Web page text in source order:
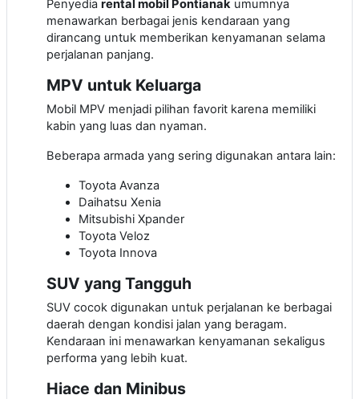
Penyedia rental mobil Pontianak umumnya
menawarkan berbagai jenis kendaraan yang
dirancang untuk memberikan kenyamanan selama
perjalanan panjang.
MPV untuk Keluarga
Mobil MPV menjadi pilihan favorit karena memiliki
kabin yang luas dan nyaman.
Beberapa armada yang sering digunakan antara lain:
Toyota Avanza
Daihatsu Xenia
Mitsubishi Xpander
Toyota Veloz
Toyota Innova
SUV yang Tangguh
SUV cocok digunakan untuk perjalanan ke berbagai
daerah dengan kondisi jalan yang beragam.
Kendaraan ini menawarkan kenyamanan sekaligus
performa yang lebih kuat.
Hiace dan Minibus